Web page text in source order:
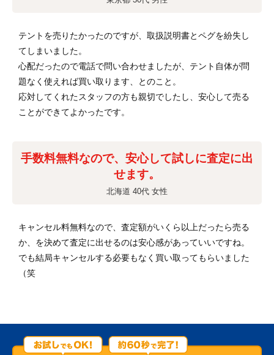
テントを売りたかったのですが、取扱説明書とペグを紛失し
てしまいました。
心配だったので電話で問い合わせましたが、テント自体が問
題なく使えれば買い取ります、とのこと。
応対してくれたスタッフの方も親切でしたし、安心して売る
ことができてよかったです。
手数料無料なので、安心して試しに査定に出
せます。
北海道 40代 女性
キャンセル料無料なので、査定額がいくら以上だったら売る
か、を決めて査定に出せるのは安心感があっていいですね。
でも結局キャンセルする必要もなく買い取ってもらいました
（笑